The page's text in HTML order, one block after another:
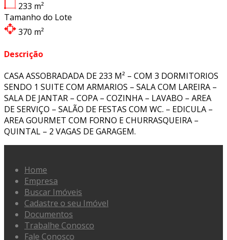
233 m²
Tamanho do Lote
370 m²
Descrição
CASA ASSOBRADADA DE 233 M² – COM 3 DORMITORIOS
SENDO 1 SUITE COM ARMARIOS – SALA COM LAREIRA –
SALA DE JANTAR – COPA – COZINHA – LAVABO – AREA
DE SERVIÇO – SALÃO DE FESTAS COM WC. – EDICULA –
AREA GOURMET COM FORNO E CHURRASQUEIRA –
QUINTAL – 2 VAGAS DE GARAGEM.
Home
Empresa
Buscar Imóveis
Cadastre o seu Imóvel
Documentos
Trabalhe Conosco
Fale Conosco